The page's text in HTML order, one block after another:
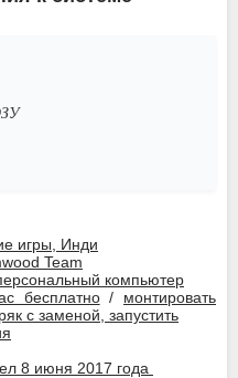
игры, Инди
Team
компьютер
бесплатно/ монтировать
с заменой, запустить
8 июня 2017 года